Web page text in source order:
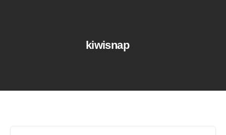
kiwisnap